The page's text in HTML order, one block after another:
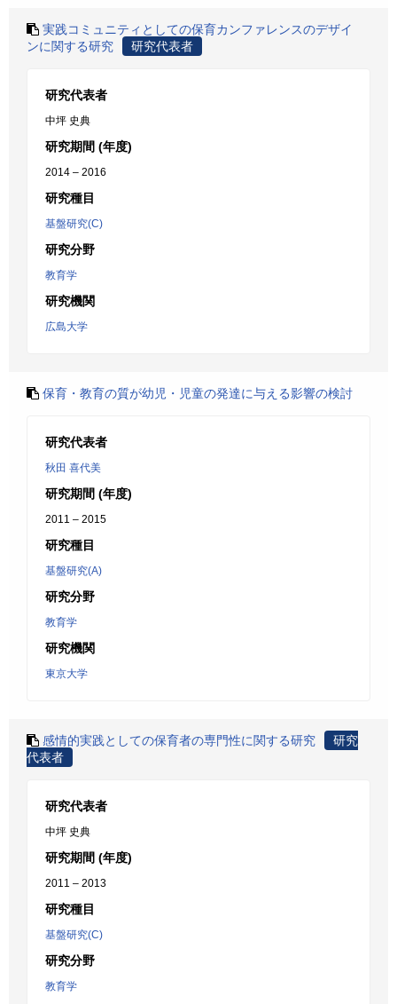
実践コミュニティとしての保育カンファレンスのデザイ
ンに関する研究
研究代表者
研究代表者
中坪 史典
研究期間 (年度)
2014 – 2016
研究種目
基盤研究(C)
研究分野
教育学
研究機関
広島大学
保育・教育の質が幼児・児童の発達に与える影響の検討
研究代表者
秋田 喜代美
研究期間 (年度)
2011 – 2015
研究種目
基盤研究(A)
研究分野
教育学
研究機関
東京大学
感情的実践としての保育者の専門性に関する研究
研究
代表者
研究代表者
中坪 史典
研究期間 (年度)
2011 – 2013
研究種目
基盤研究(C)
研究分野
教育学